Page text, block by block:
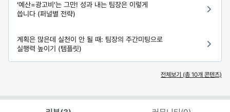
‘예산=광고비’는 그만! 성과 내는 팀장은 이렇게
씁니다 (퍼널별 전략)
계획은 많은데 실천이 안 될 때: 팀장의 주간미팅으로
실행력 높이기 (템플릿)
전체보기 (총 10개 콘텐츠)